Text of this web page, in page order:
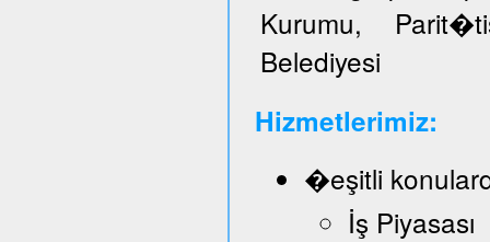
Kurumu,
Belediyesi
Hizmetlerimiz:
�eşitli
İş Piyasası